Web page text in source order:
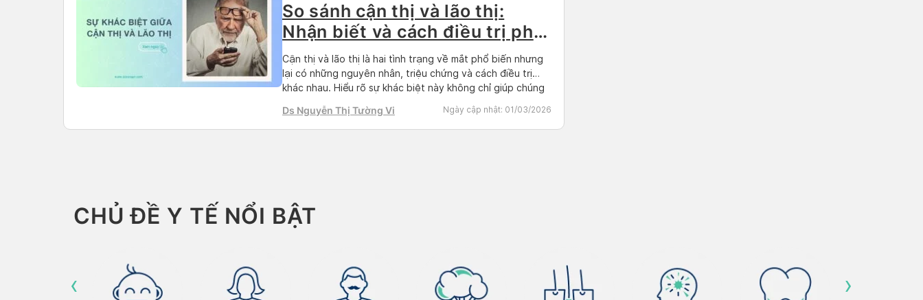
So sánh cận thị và lão thị:
Nhận biết và cách điều trị phù
hợp
Cận thị và lão thị là hai tình trạng về mắt phổ biến nhưng
lại có những nguyên nhân, triệu chứng và cách điều trị
khác nhau. Hiểu rõ sự khác biệt này không chỉ giúp chúng
phương pháp điều trị phù hợp […]
Ds Nguyễn Thị Tường Vi Ngày cập nhật: 01/03/2026
CHỦ ĐỀ Y TẾ NỔI BẬT
‹ ›